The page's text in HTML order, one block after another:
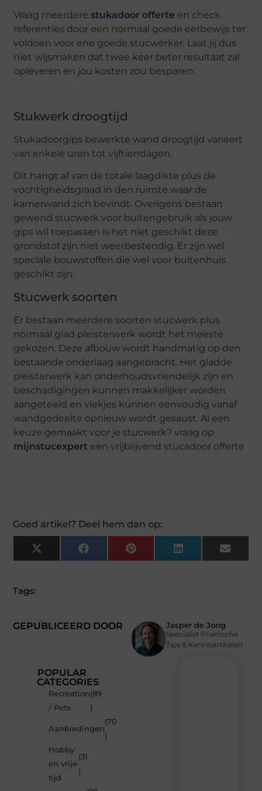
Vraag meerdere stukadoor offerte en check
referenties door een normaal goede eerbewijs ter
voldoen voor ene goede stucwerker. Laat jij dus
niet wijsmaken dat twee keer beter resultaat zal
opleveren en jou kosten zou besparen.
Stukwerk droogtijd
Stukadoorgips bewerkte wand droogtijd varieert
van enkele uren tot vijftiendagen.
Dit hangt af van de totale laagdikte plus de
vochtigheidsgraad in den ruimte waar de
kamerwand zich bevindt. Overigens bestaan
gewend stucwerk voor buitengebruik als jouw
gips wil toepassen is het niet geschikt deze
grondstof zijn niet weerbestendig. Er zijn wel
speciale bouwstoffen die wel voor buitenhuis
geschikt zijn.
Stucwerk soorten
Er bestaan meerdere soorten stucwerk plus
normaal glad pleisterwerk wordt het meeste
gekozen. Deze afbouw wordt handmatig op den
bestaande onderlaag aangebracht. Het gladde
pleisterwerk kan onderhoudsvriendelijk zijn en
beschadigingen kunnen makkelijker worden
aangeteeld en vlekjes kunnen eenvoudig vanaf
wandgedeelte opnieuw wordt gesaust. Al een
keuze gemaakt voor je stucwerk? vraag op
mijnstucexpert een vrijblijvend stucadoor offerte
Goed artikel? Deel hem dan op:
X
(Twitter)
Facebook Pinterest LinkedIn Email
GEPUBLICEERD DOOR Jasper de Jong
Specialist Praktische
Tips & Kennisartikelen
Tags:
POPULAR
CATEGORIES
Recreation
/ Pets
(89
)
Aanbiedingen
(70
)
Hobby
en vrije
tijd
(31
)